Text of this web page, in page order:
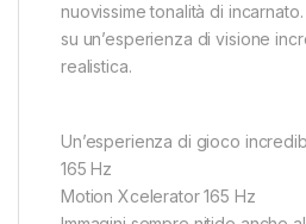
nuovissime tonalità di
su un’esperienza di visione
realistica.
Un’esperienza di gioco
165 Hz
Motion Xcelerator 165 Hz